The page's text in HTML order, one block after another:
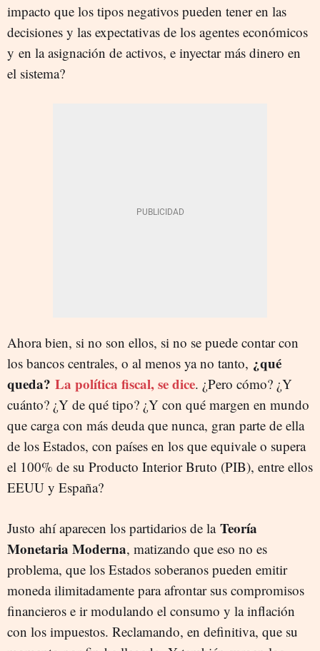
impacto que los tipos negativos pueden tener en las
decisiones y las expectativas de los agentes económicos
y en la asignación de activos, e inyectar más dinero en
el sistema?
Ahora bien, si no son ellos, si no se puede contar con
los bancos centrales, o al menos ya no tanto, ¿qué
queda? La política fiscal, se dice. ¿Pero cómo? ¿Y
cuánto? ¿Y de qué tipo? ¿Y con qué margen en mundo
que carga con más deuda que nunca, gran parte de ella
de los Estados, con países en los que equivale o supera
el 100% de su Producto Interior Bruto (PIB), entre ellos
EEUU y España?
Justo ahí aparecen los partidarios de la Teoría
Monetaria Moderna, matizando que eso no es
problema, que los Estados soberanos pueden emitir
moneda ilimitadamente para afrontar sus compromisos
financieros e ir modulando el consumo y la inflación
con los impuestos. Reclamando, en definitiva, que su